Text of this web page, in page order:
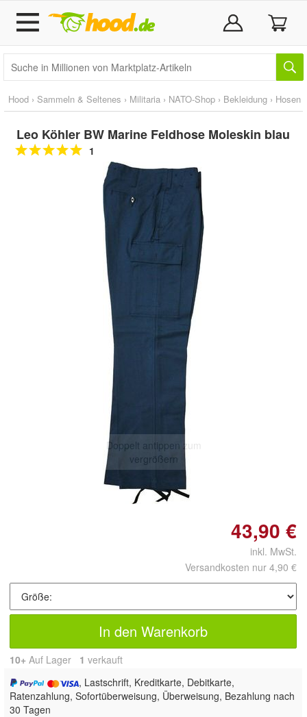
Hood › Sammeln & Seltenes › Militaria › NATO-Shop › Bekleidung › Hosen
Leo Köhler BW Marine Feldhose Moleskin blau
1
Doppelt antippen zum
vergrößern
43,90 €
inkl. MwSt.
Versandkosten nur 4,90 €
In den Warenkorb
10+ Auf Lager 1 verkauft
, Lastschrift, Kreditkarte, Debitkarte,
Ratenzahlung, Sofortüberweisung, Überweisung, Bezahlung nach
30 Tagen